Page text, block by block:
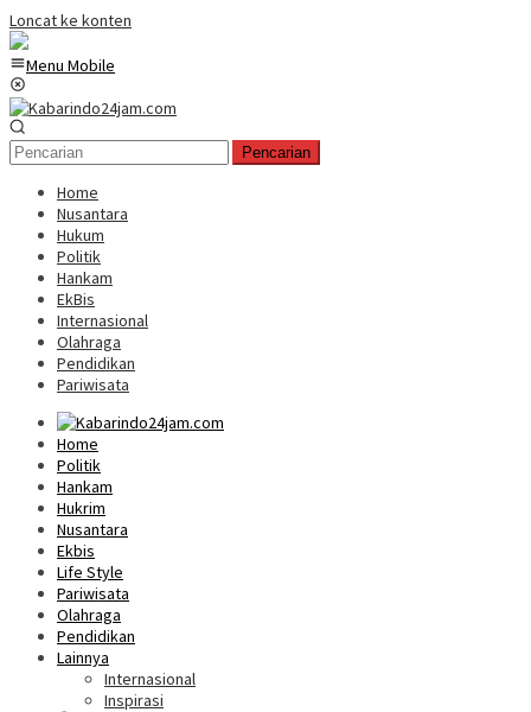
Loncat ke konten
Menu Mobile
Pencarian
Home
Nusantara
Hukum
Politik
Hankam
EkBis
Internasional
Olahraga
Pendidikan
Pariwisata
Home
Politik
Hankam
Hukrim
Nusantara
Ekbis
Life Style
Pariwisata
Olahraga
Pendidikan
Lainnya
Internasional
Inspirasi